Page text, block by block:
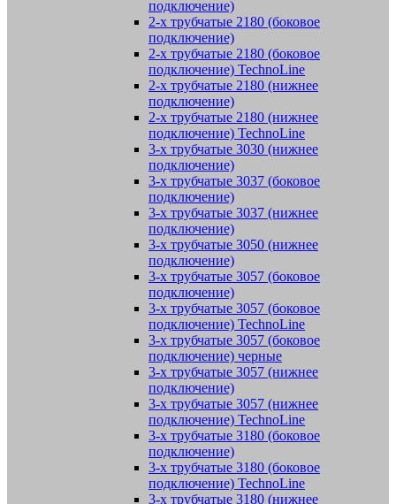
подключение)
2-х трубчатые 2180 (боковое
подключение)
2-х трубчатые 2180 (боковое
подключение) TechnoLine
2-х трубчатые 2180 (нижнее
подключение)
2-х трубчатые 2180 (нижнее
подключение) TechnoLine
3-х трубчатые 3030 (нижнее
подключение)
3-х трубчатые 3037 (боковое
подключение)
3-х трубчатые 3037 (нижнее
подключение)
3-х трубчатые 3050 (нижнее
подключение)
3-х трубчатые 3057 (боковое
подключение)
3-х трубчатые 3057 (боковое
подключение) TechnoLine
3-х трубчатые 3057 (боковое
подключение) черные
3-х трубчатые 3057 (нижнее
подключение)
3-х трубчатые 3057 (нижнее
подключение) TechnoLine
3-х трубчатые 3180 (боковое
подключение)
3-х трубчатые 3180 (боковое
подключение) TechnoLine
3-х трубчатые 3180 (нижнее